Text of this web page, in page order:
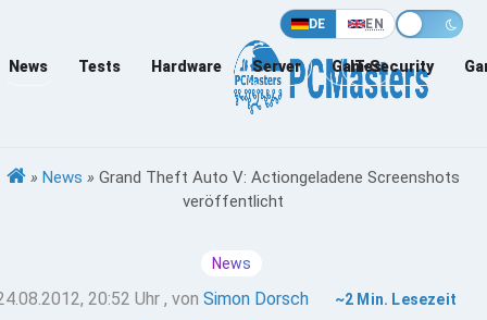
DE EN
News Tests Hardware Server Games
IT-Security
» News » Grand Theft Auto V: Actiongeladene Screenshots
veröffentlicht
News
20:52 Uhr , von Simon Dorsch ~2 Min. Lesezeit